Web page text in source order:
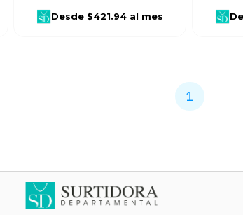
Desde $421.94 al mes
1